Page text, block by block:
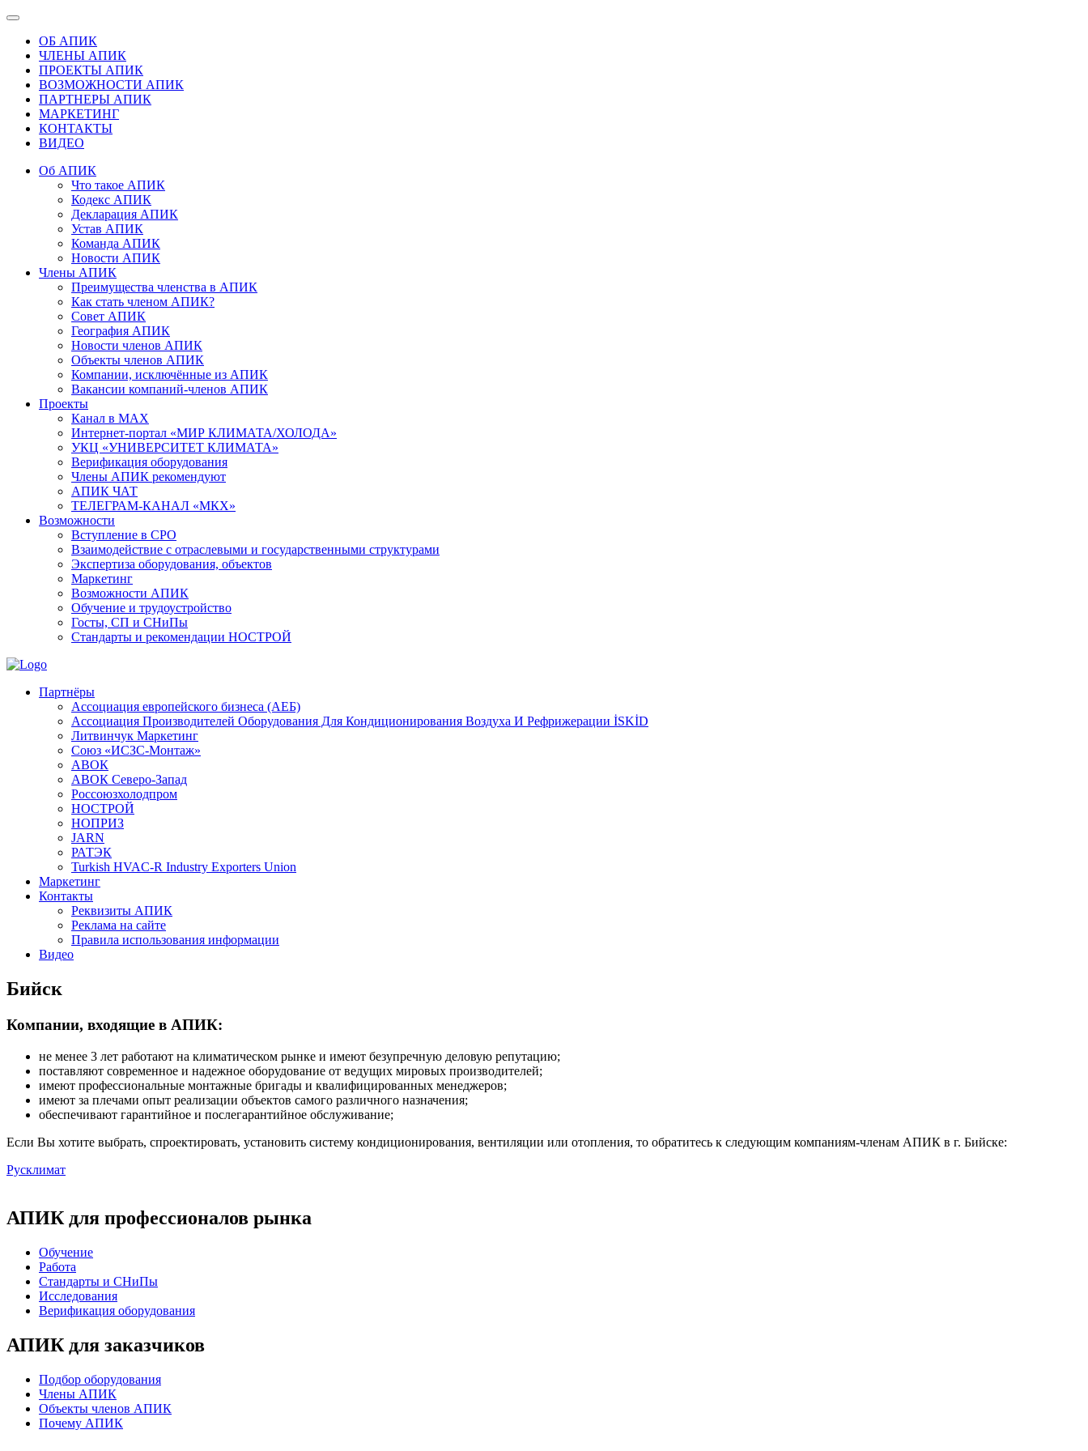
ОБ АПИК
ЧЛЕНЫ АПИК
ПРОЕКТЫ АПИК
ВОЗМОЖНОСТИ АПИК
ПАРТНЕРЫ АПИК
МАРКЕТИНГ
КОНТАКТЫ
ВИДЕО
Об АПИК
Что такое АПИК
Кодекс АПИК
Декларация АПИК
Устав АПИК
Команда АПИК
Новости АПИК
Члены АПИК
Преимущества членства в АПИК
Как стать членом АПИК?
Совет АПИК
География АПИК
Новости членов АПИК
Объекты членов АПИК
Компании, исключённые из АПИК
Вакансии компаний-членов АПИК
Проекты
Канал в MAX
Интернет-портал «МИР КЛИМАТА/ХОЛОДА»
УКЦ «УНИВЕРСИТЕТ КЛИМАТА»
Верификация оборудования
Члены АПИК рекомендуют
АПИК ЧАТ
ТЕЛЕГРАМ-КАНАЛ «МКХ»
Возможности
Вступление в СРО
Взаимодействие с отраслевыми и государственными структурами
Экспертиза оборудования, объектов
Маркетинг
Возможности АПИК
Обучение и трудоустройство
Госты, СП и СНиПы
Стандарты и рекомендации НОСТРОЙ
Партнёры
Ассоциация европейского бизнеса (АЕБ)
Aссоциация Производителей Оборудования Для Кондиционирования Воздуха И Рефрижерации İSKİD
Литвинчук Маркетинг
Союз «ИСЗС-Монтаж»
АВОК
АВОК Северо-Запад
Россоюзхолодпром
НОСТРОЙ
НОПРИЗ
JARN
РАТЭК
Turkish HVAC-R Industry Exporters Union
Маркетинг
Контакты
Реквизиты АПИК
Реклама на сайте
Правила использования информации
Видео
Бийск
Компании, входящие в АПИК:
не менее 3 лет работают на климатическом рынке и имеют безупречную деловую репутацию;
поставляют современное и надежное оборудование от ведущих мировых производителей;
имеют профессиональные монтажные бригады и квалифицированных менеджеров;
имеют за плечами опыт реализации объектов самого различного назначения;
обеспечивают гарантийное и послегарантийное обслуживание;
Если Вы хотите выбрать, спроектировать, установить систему кондиционирования, вентиляции или отопления, то обратитесь к следующим компаниям-членам АПИК в г. Бийске:
Русклимат
АПИК для профессионалов рынка
Обучение
Работа
Стандарты и СНиПы
Исследования
Верификация оборудования
АПИК для заказчиков
Подбор оборудования
Члены АПИК
Объекты членов АПИК
Почему АПИК